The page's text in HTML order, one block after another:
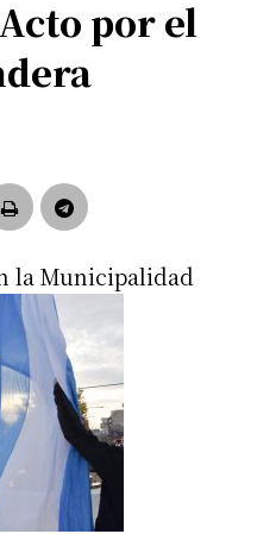
por el
la Municipalidad